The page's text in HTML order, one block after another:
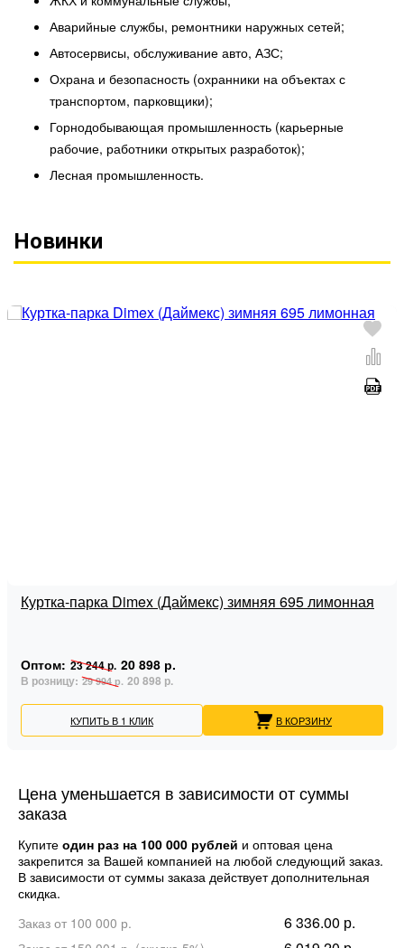
Аварийные службы, ремонтники наружных сетей;
Автосервисы, обслуживание авто, АЗС;
Охрана и безопасность (охранники на объектах с
транспортом, парковщики);
Горнодобывающая промышленность (карьерные
рабочие, работники открытых разработок);
Лесная промышленность.
Новинки
Куртка-парка Dimex (Даймекс) зимняя 695 лимонная
Оптом: 23 244 р. 20 898 р.
В розницу: 29 994 р. 20 898 р.
КУПИТЬ В 1 КЛИК В КОРЗИНУ
Цена уменьшается в зависимости от суммы
заказа
Купите один раз на 100 000 рублей и оптовая цена
закрепится за Вашей компанией на любой следующий заказ.
В зависимости от суммы заказа действует дополнительная
скидка.
Заказ от 100 000 р.
6 336.00 р.